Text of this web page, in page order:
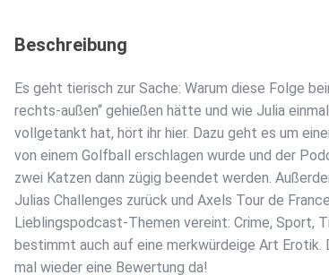
Beschreibung
Es geht tierisch zur Sache: Warum diese Folge
rechts-außen“ gehießen hätte und wie Julia
vollgetankt hat, hört ihr hier. Dazu geht es um
von einem Golfball erschlagen wurde und der
zwei Katzen dann zügig beendet werden.
Julias Challenges zurück und Axels Tour de
Lieblingspodcast-Themen vereint: Crime, Sport,
bestimmt auch auf eine merkwürdeige Art Erotik.
mal wieder eine Bewertung da!